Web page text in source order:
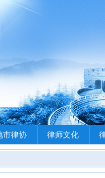
市律协 律师文化